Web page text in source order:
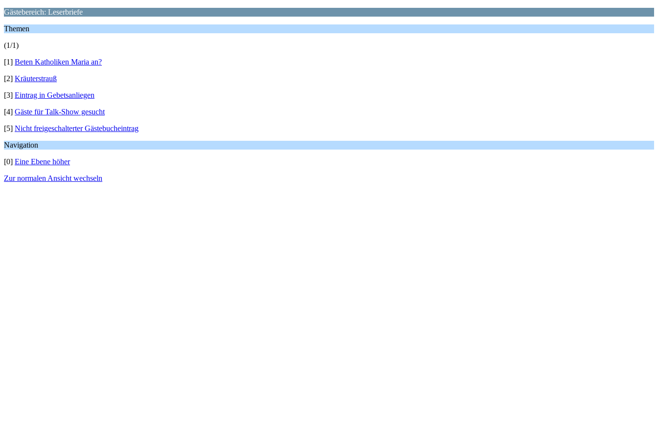
Gästebereich: Leserbriefe
Themen
(1/1)
[1] Beten Katholiken Maria an?
[2] Kräuterstrauß
[3] Eintrag in Gebetsanliegen
[4] Gäste für Talk-Show gesucht
[5] Nicht freigeschalterter Gästebucheintrag
Navigation
[0] Eine Ebene höher
Zur normalen Ansicht wechseln